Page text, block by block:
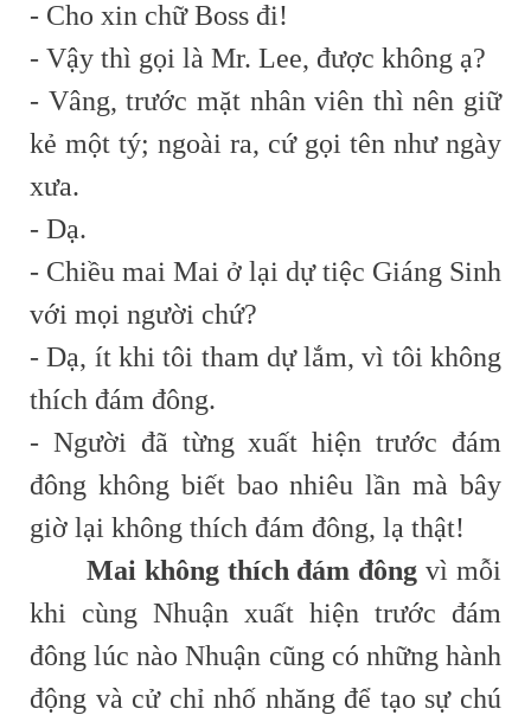
- Cho xin chữ Boss đi!
- Vậy thì gọi là Mr. Lee, được không ạ?
- Vâng, trước mặt nhân viên thì nên giữ
kẻ một tý; ngoài ra, cứ gọi tên như ngày
xưa.
- Dạ.
- Chiều mai Mai ở lại dự tiệc Giáng Sinh
với mọi người chứ?
- Dạ, ít khi tôi tham dự lắm, vì tôi không
thích đám đông.
- Người đã từng xuất hiện trước đám
đông không biết bao nhiêu lần mà bây
giờ lại không thích đám đông, lạ thật!
Mai không thích đám đông vì mỗi
khi cùng Nhuận xuất hiện trước đám
đông lúc nào Nhuận cũng có những hành
động và cử chỉ nhố nhăng để tạo sự chú